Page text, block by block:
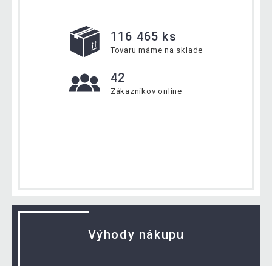
116 465 ks
Tovaru máme na sklade
42
Zákazníkov online
Výhody nákupu